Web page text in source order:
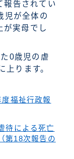
報告されてい
児が全体の
が実母でし
0歳児の虐
上ります。
福祉行政報
待による死亡
第18次報告の